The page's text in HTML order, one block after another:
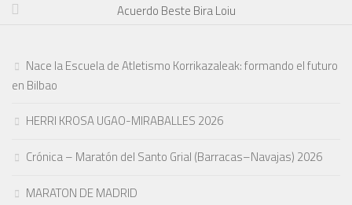
Acuerdo Beste Bira Loiu
Nace la Escuela de Atletismo Korrikazaleak: formando el futuro
en Bilbao
HERRI KROSA UGAO-MIRABALLES 2026
Crónica – Maratón del Santo Grial (Barracas–Navajas) 2026
MARATON DE MADRID